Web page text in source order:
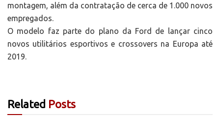
montagem, além da contratação de cerca de 1.000 novos
empregados.
O modelo faz parte do plano da Ford de lançar cinco
novos utilitários esportivos e crossovers na Europa até
2019.
Related Posts